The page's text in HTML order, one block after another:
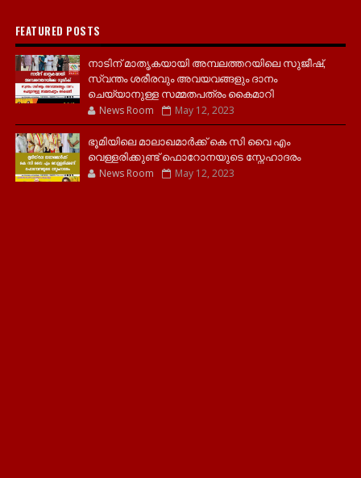
FEATURED POSTS
നാടിന് മാതൃകയായി അമ്പലത്തറയിലെ സുജീഷ്,
സ്വന്തം ശരീരവും അവയവങ്ങളും ദാനം
ചെയ്യാനുള്ള സമ്മതപത്രം കൈമാറി
News Room May 12, 2023
ഭൂമിയിലെ മാലാഖമാർക്ക് കെ സി വൈ എം
വെള്ളരിക്കുണ്ട് ഫൊറോനയുടെ സ്നേഹാദരം
News Room May 12, 2023